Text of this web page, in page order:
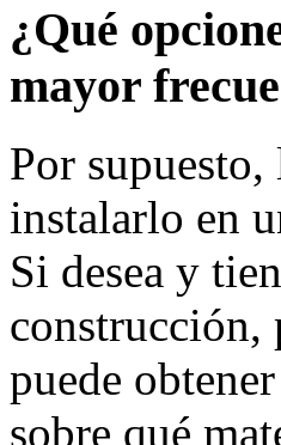
¿Qué
mayor
Por
instalarlo en
Si desea y
construcción,
puede
sobre qué